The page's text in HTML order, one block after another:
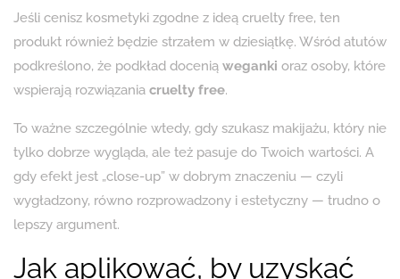
Jeśli cenisz kosmetyki zgodne z ideą cruelty free, ten
produkt również będzie strzałem w dziesiątkę. Wśród atutów
podkreślono, że podkład docenią weganki oraz osoby, które
wspierają rozwiązania cruelty free.
To ważne szczególnie wtedy, gdy szukasz makijażu, który nie
tylko dobrze wygląda, ale też pasuje do Twoich wartości. A
gdy efekt jest „close-up” w dobrym znaczeniu — czyli
wygładzony, równo rozprowadzony i estetyczny — trudno o
lepszy argument.
Jak aplikować, by uzyskać